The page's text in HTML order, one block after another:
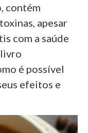
contém
apesar
com a saúde
livro
é possível
efeitos e